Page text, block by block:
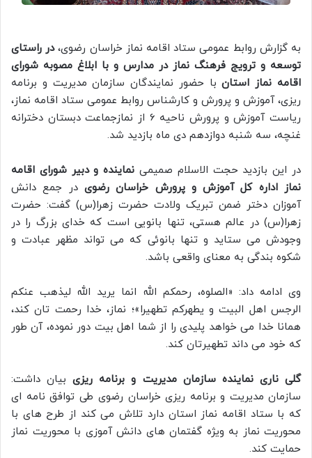
به گزارش روابط عمومی ستاد اقامه نماز خراسان رضوی،در راستای
توسعه و ترویج فرهنگ نماز در مدارس و با ابلاغ مصوبه شورای
اقامه نماز استانبا حضور نمایندگان سازمان مدیریت و برنامه
ریزی، آموزش و پرورش و کارشناس روابط عمومی ستاد اقامه نماز،
ریاست آموزش و پرورش ناحیه 6 از نمازجماعت دبستان دخترانه
غنچه، سه شنبه دوازدهم دی ماه بازدید شد.
در این بازدید حجت الاسلام صمیمی نماینده و دبیر شورای اقامه
نماز اداره کل آموزش و پرورش خراسان رضوی در جمع دانش
آموزان دختر ضمن تبریک ولادت حضرت زهرا(س) گفت: حضرت
زهرا(س) در عالم هستی، تنها بانویی است که خداى بزرگ را در
وجودش می ستاید و تنها بانوئى که مى تواند مظهر عبادت و
شکوه بندگی به معناى واقعى باشد.
وی ادامه داد: «الصلوه، رحمکم الله انما یرید الله لیذهب عنکم
الرجس اهل البیت و یطهرکم تطهیرا»؛ نماز، خدا رحمت تان کند،
همانا خدا مى خواهد پلیدى را از شما اهل بیت دور نموده، آن طور
که خود مى داند تطهیرتان کند.
گلی ناری نماینده سازمان مدیریت و برنامه ریزیبیان داشت:
سازمان مدیریت و برنامه ریزی خراسان رضوی طی توافق نامه ای
که با ستاد اقامه نماز استان دارد تلاش می کند از طرح های با
محوریت نماز به ویژه گفتمان های دانش آموزی با محوریت نماز
حمایت کند.